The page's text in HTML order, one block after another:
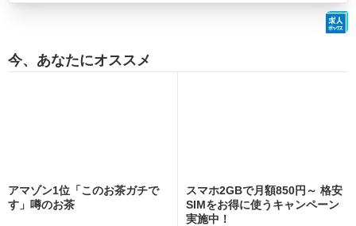
今、あなたにオススメ
アマゾン1位「このお茶ガチで
す」噂のお茶
スマホ2GBで月額850円～ 格安
SIMをお得に使うキャンペーン
実施中！